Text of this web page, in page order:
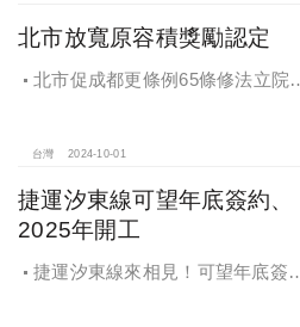
北市放寬原容積獎勵認定
北市促成都更條例65條修法立院
台灣 2024-10-01
捷運汐東線可望年底簽約、
2025年開工
捷運汐東線來相見！可望年底簽